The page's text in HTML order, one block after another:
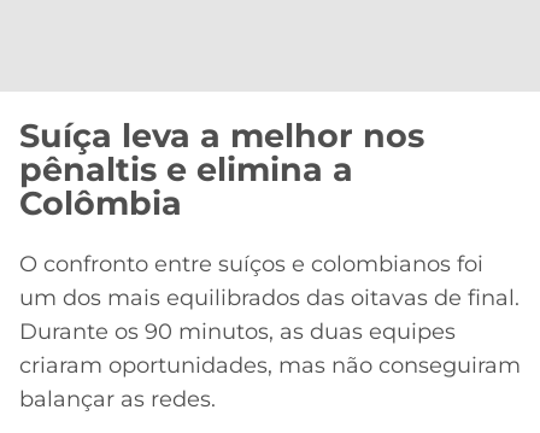
Suíça leva a melhor nos
pênaltis e elimina a
Colômbia
O confronto entre suíços e colombianos foi
um dos mais equilibrados das oitavas de final.
Durante os 90 minutos, as duas equipes
criaram oportunidades, mas não conseguiram
balançar as redes.